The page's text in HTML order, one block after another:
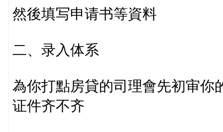
然後填写申请书等資料
二、录入体系
為你打點房貸的司理會先初审你
证件齐不齐